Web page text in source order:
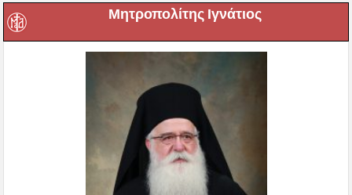
Μητροπολίτης Ιγνάτιος